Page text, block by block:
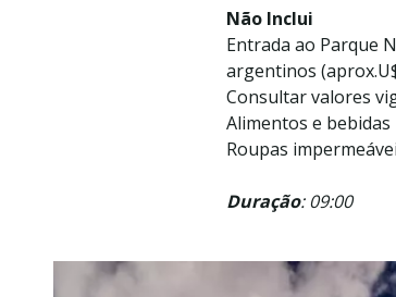
Não Inclui
Entrada ao Parque
argentinos
Consultar valores
Alimentos e bebidas
Roupas
Duração: 09:00